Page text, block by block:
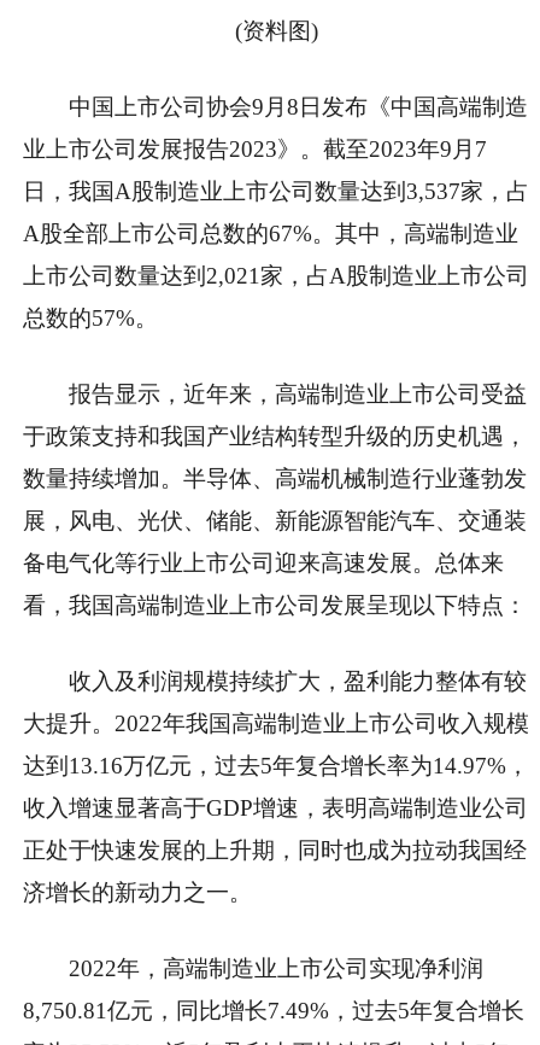
(资料图)
中国上市公司协会9月8日发布《中国高端制造
业上市公司发展报告2023》。截至2023年9月7
日，我国A股制造业上市公司数量达到3,537家，占
A股全部上市公司总数的67%。其中，高端制造业
上市公司数量达到2,021家，占A股制造业上市公司
总数的57%。
报告显示，近年来，高端制造业上市公司受益
于政策支持和我国产业结构转型升级的历史机遇，
数量持续增加。半导体、高端机械制造行业蓬勃发
展，风电、光伏、储能、新能源智能汽车、交通装
备电气化等行业上市公司迎来高速发展。总体来
看，我国高端制造业上市公司发展呈现以下特点：
收入及利润规模持续扩大，盈利能力整体有较
大提升。2022年我国高端制造业上市公司收入规模
达到13.16万亿元，过去5年复合增长率为14.97%，
收入增速显著高于GDP增速，表明高端制造业公司
正处于快速发展的上升期，同时也成为拉动我国经
济增长的新动力之一。
2022年，高端制造业上市公司实现净利润
8,750.81亿元，同比增长7.49%，过去5年复合增长